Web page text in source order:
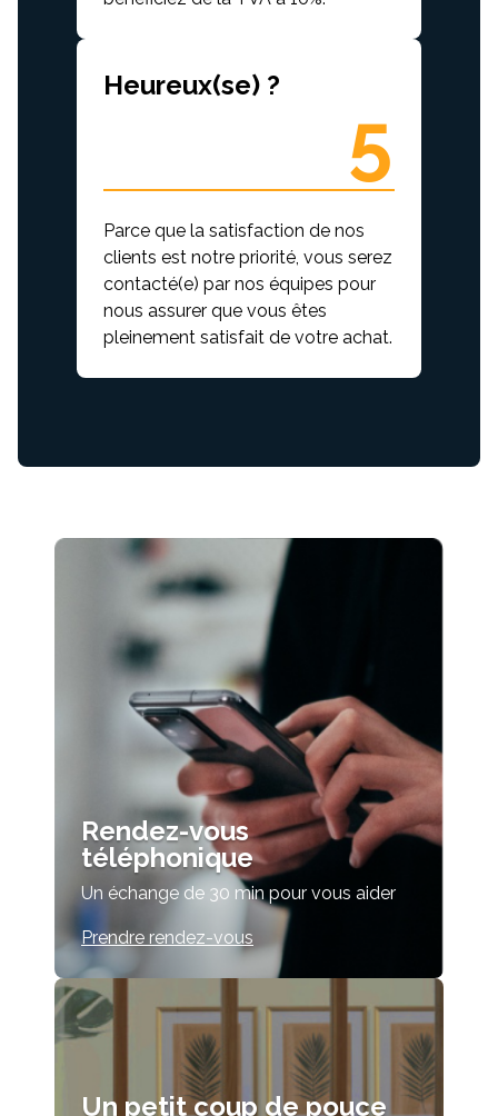
5
Heureux(se) ?
Parce que la satisfaction de nos
clients est notre priorité, vous serez
contacté(e) par nos équipes pour
nous assurer que vous êtes
pleinement satisfait de votre achat.
Rendez-vous
téléphonique
Un échange de 30 min pour vous aider
Prendre rendez-vous
Un petit coup de pouce